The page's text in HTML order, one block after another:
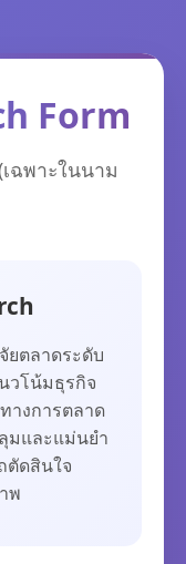
Form
ฉพาะในนาม
ยตลาดระดับ
วโน้มธุรกิจ
างการตลาด
มและแม่นยำ
ตัดสินใจ
พ